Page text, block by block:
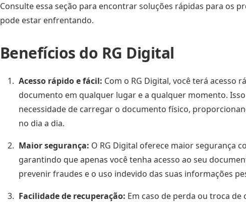
Consulte essa seção para encontrar soluções rápidas para os
pode estar enfrentando.
Benefícios do RG Digital
Acesso rápido e fácil: Com o RG Digital, você terá acesso
documento em qualquer lugar e a qualquer momento.
necessidade de carregar o documento físico,
no dia a dia.
Maior segurança: O RG Digital oferece maior segurança
garantindo que apenas você tenha acesso ao seu
prevenir fraudes e o uso indevido das suas informações
Facilidade de recuperação: Em caso de perda ou troca de